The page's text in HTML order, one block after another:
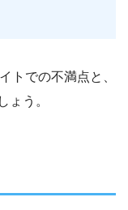
トでの不満点と、
ょう。